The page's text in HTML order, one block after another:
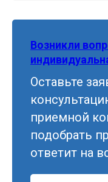
Возникли
Оставьте
приемной
подобрать
ответит на